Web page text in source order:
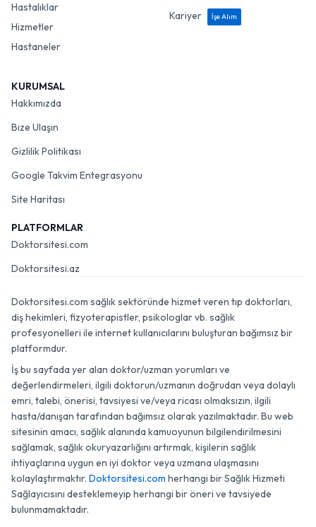
Hastalıklar
Hizmetler
Hastaneler
Kariyer
İşe Alım
KURUMSAL
Hakkımızda
Bize Ulaşın
Gizlilik Politikası
Google Takvim Entegrasyonu
Site Haritası
PLATFORMLAR
Doktorsitesi.com
Doktorsitesi.az
Doktorsitesi.com sağlık sektöründe hizmet veren tıp doktorları,
diş hekimleri, fizyoterapistler, psikologlar vb. sağlık
profesyonelleri ile internet kullanıcılarını buluşturan bağımsız bir
platformdur.
İş bu sayfada yer alan doktor/uzman yorumları ve
değerlendirmeleri, ilgili doktorun/uzmanın doğrudan veya dolaylı
emri, talebi, önerisi, tavsiyesi ve/veya ricası olmaksızın, ilgili
hasta/danışan tarafından bağımsız olarak yazılmaktadır. Bu web
sitesinin amacı, sağlık alanında kamuoyunun bilgilendirilmesini
sağlamak, sağlık okuryazarlığını artırmak, kişilerin sağlık
ihtiyaçlarına uygun en iyi doktor veya uzmana ulaşmasını
kolaylaştırmaktır. Doktorsitesi.com herhangi bir Sağlık Hizmeti
Sağlayıcısını desteklemeyip herhangi bir öneri ve tavsiyede
bulunmamaktadır.